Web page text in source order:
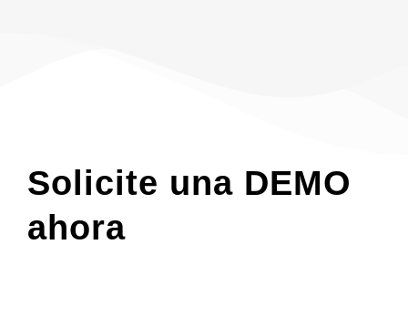
Solicite una DEMO
ahora